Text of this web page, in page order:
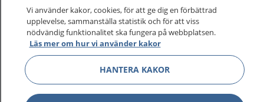
Vi använder kakor, cookies, för att ge dig en förbättrad
upplevelse, sammanställa statistik och för att viss
nödvändig funktionalitet ska fungera på webbplatsen.
Läs mer om hur vi använder kakor
HANTERA KAKOR